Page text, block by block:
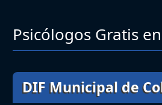
Psicólogos Gratis
DIF Municipal de